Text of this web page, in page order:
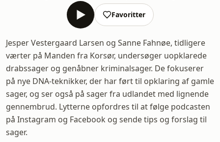
Favoritter
Jesper Vestergaard Larsen og Sanne Fahnøe, tidligere
værter på Manden fra Korsør, undersøger uopklarede
drabssager og genåbner kriminalsager. De fokuserer
på nye DNA-teknikker, der har ført til opklaring af gamle
sager, og ser også på sager fra udlandet med lignende
gennembrud. Lytterne opfordres til at følge podcasten
på Instagram og Facebook og sende tips og forslag til
sager.